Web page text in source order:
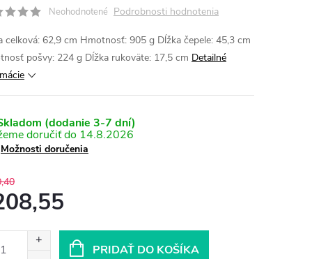
Neohodnotené Podrobnosti hodnotenia
celková: 62,9 cm Hmotnosť: 905 g Dĺžka čepele: 45,3 cm
pošvy: 224 g Dĺžka rukoväte: 17,5 cm Detailné
(dodanie 3-7 dní)
14.8.2026
Možnosti doručenia
PRIDAŤ DO KOŠÍKA